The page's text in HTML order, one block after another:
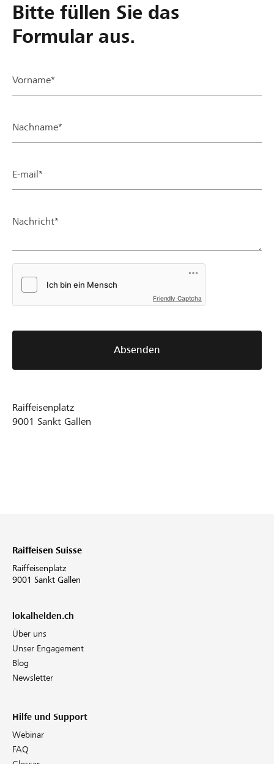
Bitte füllen Sie das
Formular aus.
Vorname*
Nachname*
E-mail*
Nachricht*
Friendly Captcha
Absenden
Raiffeisenplatz
9001 Sankt Gallen
Raiffeisen Suisse
Raiffeisenplatz
9001 Sankt Gallen
lokalhelden.ch
Über uns
Unser Engagement
Blog
Newsletter
Hilfe und Support
Webinar
FAQ